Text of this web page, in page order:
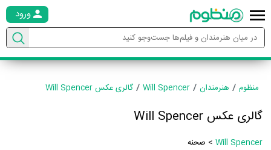
ورود
منظوم هنرمندان Will Spencer گالری عکس Will Spencer
گالری عکس Will Spencer
Will Spencer > صحنه